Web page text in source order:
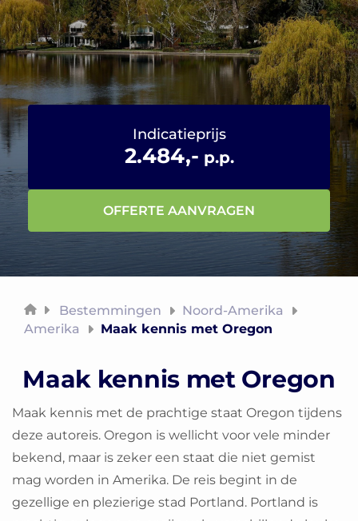
Indicatieprijs
2.484,- p.p.
OFFERTE AANVRAGEN
Bestemmingen
Noord-Amerika
Amerika
Maak kennis met Oregon
Maak kennis met Oregon
Maak kennis met de prachtige staat Oregon tijdens
deze autoreis. Oregon is wellicht voor vele minder
bekend, maar is zeker een staat die niet gemist
mag worden in Amerika. De reis begint in de
gezellige en plezierige stad Portland. Portland is